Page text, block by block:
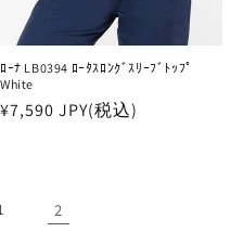
ﾛｰﾅ LB0394 ﾛｰﾀｽﾛﾝｸﾞｽﾘｰﾌﾞﾄｯﾌﾟ
White
通
¥7,590 JPY(税込)
2